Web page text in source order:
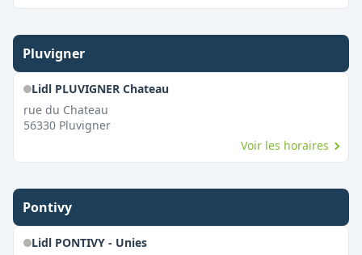
Pluvigner
Lidl PLUVIGNER Chateau
rue du Chateau
56330 Pluvigner
Voir les horaires
Pontivy
Lidl PONTIVY - Unies